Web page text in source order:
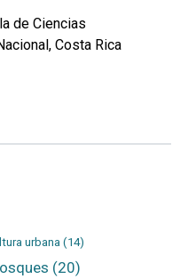
de Ciencias
Costa Rica
urbana(14)
(20)